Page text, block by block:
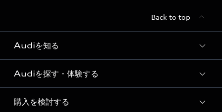
Back to top
Audiを知る
Audi ブランド
Story of Progress
Audiを探す・体験する
ディーラー検索
購入を検討する